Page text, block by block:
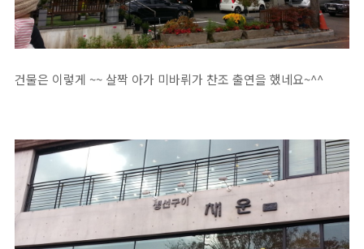
건물은 이렇게 ~~ 살짝 아가 미바뤼가 찬조 출연을 했네요~^^